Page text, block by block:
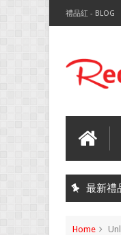
禮品紅 - BLOG
最新禮
Home